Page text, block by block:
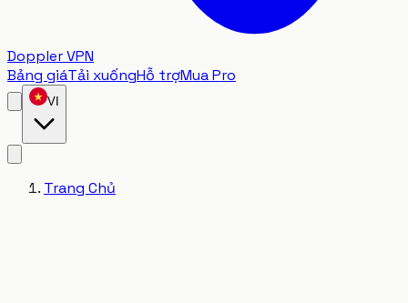
Doppler VPN
Bảng giáTải xuốngHỗ trợMua Pro
VI
Trang Chủ